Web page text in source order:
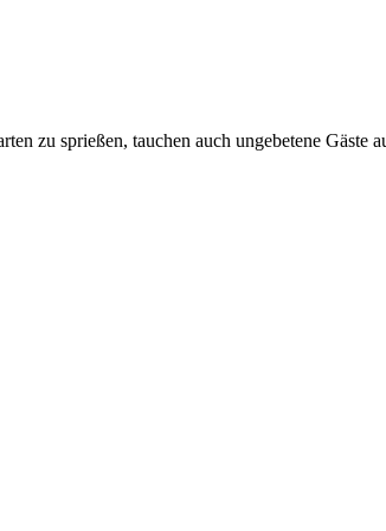
zu sprießen, tauchen auch ungebetene Gäste